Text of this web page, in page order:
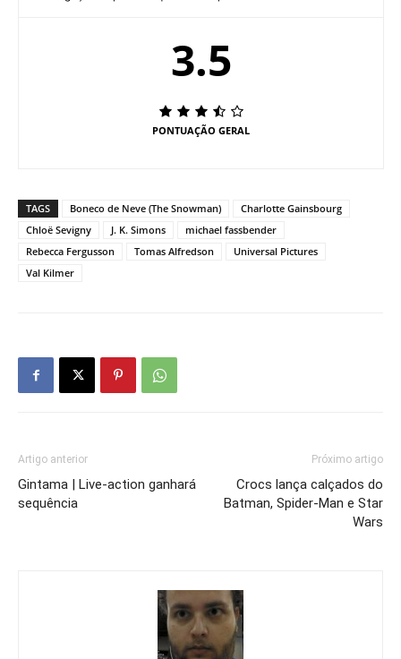
3.5
PONTUAÇÃO GERAL
TAGS Boneco de Neve (The Snowman)
Charlotte Gainsbourg
Chloë Sevigny
J. K. Simons
michael fassbender
Rebecca Fergusson
Tomas Alfredson
Universal Pictures
Val Kilmer
Artigo anterior
Gintama | Live-action ganhará
sequência
Próximo artigo
Crocs lança calçados do
Batman, Spider-Man e Star
Wars